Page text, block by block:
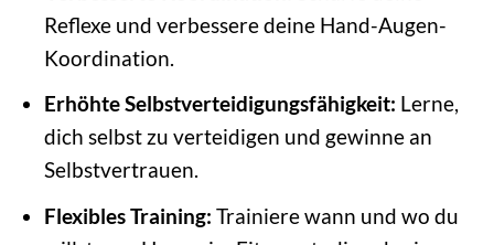
Reflexe und verbessere deine Hand-Augen-
Koordination.
Erhöhte Selbstverteidigungsfähigkeit: Lerne,
dich selbst zu verteidigen und gewinne an
Selbstvertrauen.
Flexibles Training: Trainiere wann und wo du